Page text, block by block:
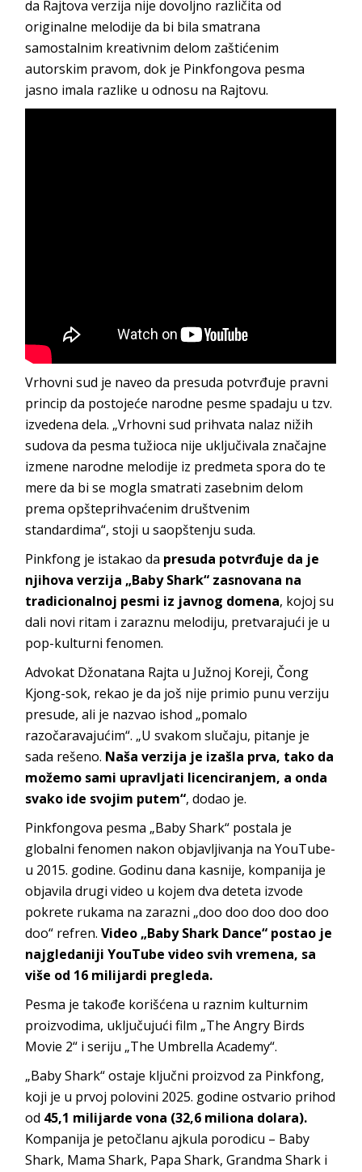
da Rajtova verzija nije dovoljno različita od
originalne melodije da bi bila smatrana
samostalnim kreativnim delom zaštićenim
autorskim pravom, dok je Pinkfongova pesma
jasno imala razlike u odnosu na Rajtovu.
Vrhovni sud je naveo da presuda potvrđuje pravni
princip da postojeće narodne pesme spadaju u tzv.
izvedena dela. „Vrhovni sud prihvata nalaz nižih
sudova da pesma tužioca nije uključivala značajne
izmene narodne melodije iz predmeta spora do te
mere da bi se mogla smatrati zasebnim delom
prema opšteprihvaćenim društvenim
standardima“, stoji u saopštenju suda.
Pinkfong je istakao da presuda potvrđuje da je
njihova verzija „Baby Shark“ zasnovana na
tradicionalnoj pesmi iz javnog domena, kojoj su
dali novi ritam i zaraznu melodiju, pretvarajući je u
pop-kulturni fenomen.
Advokat Džonatana Rajta u Južnoj Koreji, Čong
Kjong-sok, rekao je da još nije primio punu verziju
presude, ali je nazvao ishod „pomalo
razočaravajućim“. „U svakom slučaju, pitanje je
sada rešeno. Naša verzija je izašla prva, tako da
možemo sami upravljati licenciranjem, a onda
svako ide svojim putem“, dodao je.
Pinkfongova pesma „Baby Shark“ postala je
globalni fenomen nakon objavljivanja na YouTube-
u 2015. godine. Godinu dana kasnije, kompanija je
objavila drugi video u kojem dva deteta izvode
pokrete rukama na zarazni „doo doo doo doo doo
doo“ refren.Video „Baby Shark Dance“ postao je
najgledaniji YouTube video svih vremena, sa
više od 16 milijardi pregleda.
Pesma je takođe korišćena u raznim kulturnim
proizvodima, uključujući film „The Angry Birds
Movie 2“ i seriju „The Umbrella Academy“.
„Baby Shark“ ostaje ključni proizvod za Pinkfong,
koji je u prvoj polovini 2025. godine ostvario prihod
od 45,1 milijarde vona (32,6 miliona dolara).
Kompanija je petočlanu ajkula porodicu – Baby
Shark, Mama Shark, Papa Shark, Grandma Shark i